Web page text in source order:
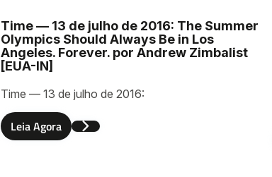
Time — 13 de julho de 2016: The Summer
Olympics Should Always Be in Los
Angeles. Forever. por Andrew Zimbalist
[EUA-IN]
Time — 13 de julho de 2016:
Leia Agora